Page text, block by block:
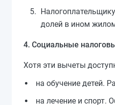
долей в ином
4. Социальные
Хотя эти вычеты
на обучение детей.
на лечение и спорт.